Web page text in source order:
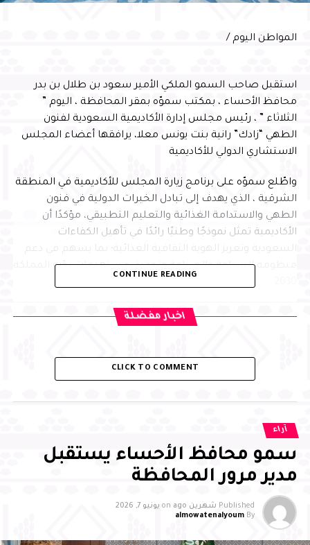
المواطن اليوم /
استقبل صاحب السمو الملكي الأمير سعود بن طلال بن بدر
محافظ الأحساء ، بمكتب سموّه بمقر المحافظة ، اليوم ”
الثلاثاء ” ، رئيس مجلس إدارة الأكاديمية السعودية لفنون
الطهي “زادك” رانية بنت يونس معلا، يرافقها أعضاء المجلس
الاستشاري الدولي للأكاديمية
واطّلع سموّه على برنامج زيارة المجلس للأكاديمية في المنطقة
الشرقية ، الذي يهدف إلى تبادل الخبرات الدولية في فنون
الطهي والاستدامة الغذائية والتعليم التطبيقي، مؤكدًا أن
الأكاديمية تمثل نموذجًا وطنيًا رائدًا في تأهيل الكفاءات
منظومة السياحة والضيافة وتحقيق مستهدفات رؤية المملكة
وأشار سموّه إلى أهمية تبادل الخبرات الدولية في مجالات فنون
المجلس الاستشاري الدولي في نقل التجارب العالمية وتطوير
البرامج النوعية، مؤكدًا دعم المحافظة لكل المبادرات التي
تسهم في تنمية القدرات البشرية وخلق فرص واعدة لأبناء
CONTINUE READING
اخبار مفضلة
CLICK TO COMMENT
آراء
سمو محافظ الأحساء يستقبل
مدير مرور المحافظة
Published شهرين ago on يونيو 7, 2026
By
almowatenalyoum